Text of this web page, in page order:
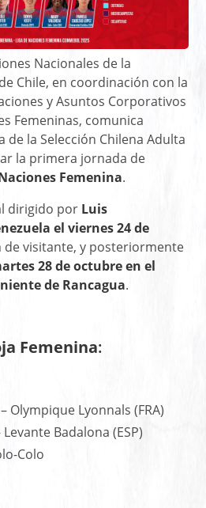
Nacionales de la
Chile, en coordinación con la
y Asuntos Corporativos
Femeninas, comunica
la Selección Chilena Adulta
la primera jornada de
Femenina.
dirigido por Luis
el viernes 24 de
de visitante, y posteriormente
28 de octubre en el
de Rancagua.
Femenina:
Olympique Lyonnals (FRA)
Badalona (ESP)
Colo